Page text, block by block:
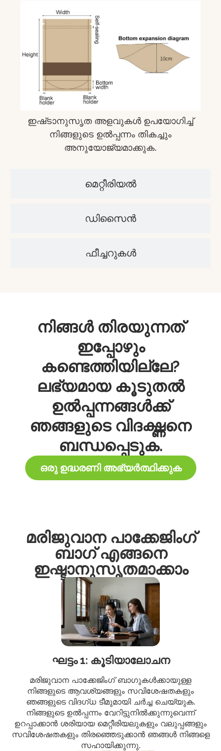
മെറ്റീരിയൽ
ഡിസൈൻ
ഫീച്ചറുകൾ
ഇഷ്‌ടാനുസൃത അളവുകൾ ഉപയോഗിച്ച്
നിങ്ങളുടെ ഉൽപ്പന്നം തികച്ചും
അനുയോജ്യമാക്കുക.
നിങ്ങൾ തിരയുന്നത്
ഇപ്പോഴും
കണ്ടെത്തിയില്ലേ?
ലഭ്യമായ കൂടുതൽ
ഉൽപ്പന്നങ്ങൾക്ക്
ഞങ്ങളുടെ വിദഗ്ദ്ധനെ
ബന്ധപ്പെടുക.
ഒരു ഉദ്ധരണി അഭ്യർത്ഥിക്കുക
മരിജുവാന പാക്കേജിംഗ്
ബാഗ് എങ്ങനെ
ഇഷ്ടാനുസൃതമാക്കാം
ഘട്ടം 1: കൂടിയാലോചന
മരിജുവാന പാക്കേജിംഗ് ബാഗുകൾക്കായുള്ള
നിങ്ങളുടെ ആവശ്യങ്ങളും സവിശേഷതകളും
ഞങ്ങളുടെ വിദഗ്ധ ടീമുമായി ചർച്ച ചെയ്യുക.
നിങ്ങളുടെ ഉൽപ്പന്നം വേറിട്ടുനിൽക്കുന്നുവെന്ന്
ഉറപ്പാക്കാൻ ശരിയായ മെറ്റീരിയലുകളും വലുപ്പങ്ങളും
സവിശേഷതകളും തിരഞ്ഞെടുക്കാൻ ഞങ്ങൾ നിങ്ങളെ
സഹായിക്കുന്നു.